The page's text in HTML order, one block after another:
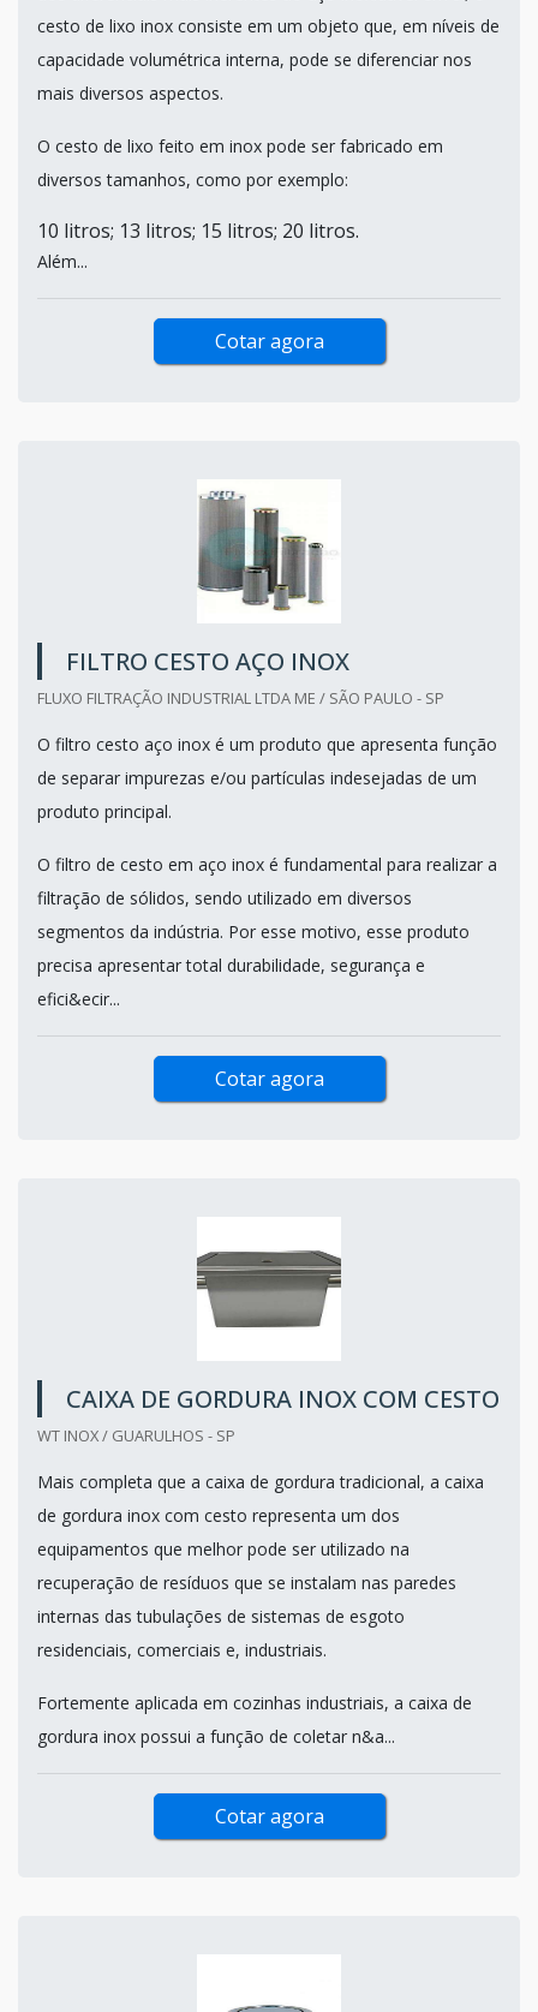
cesto de lixo inox consiste em um objeto que, em níveis de
capacidade volumétrica interna, pode se diferenciar nos
mais diversos aspectos.
O cesto de lixo feito em inox pode ser fabricado em
diversos tamanhos, como por exemplo:
10 litros; 13 litros; 15 litros; 20 litros.
Além...
Cotar agora
FILTRO CESTO AÇO INOX
FLUXO FILTRAÇÃO INDUSTRIAL LTDA ME / SÃO PAULO - SP
O filtro cesto aço inox é um produto que apresenta função
de separar impurezas e/ou partículas indesejadas de um
produto principal.
O filtro de cesto em aço inox é fundamental para realizar a
filtração de sólidos, sendo utilizado em diversos
segmentos da indústria. Por esse motivo, esse produto
precisa apresentar total durabilidade, segurança e
efici&ecir...
Cotar agora
CAIXA DE GORDURA INOX COM CESTO
WT INOX / GUARULHOS - SP
Mais completa que a caixa de gordura tradicional, a caixa
de gordura inox com cesto representa um dos
equipamentos que melhor pode ser utilizado na
recuperação de resíduos que se instalam nas paredes
internas das tubulações de sistemas de esgoto
residenciais, comerciais e, industriais.
Fortemente aplicada em cozinhas industriais, a caixa de
gordura inox possui a função de coletar n&a...
Cotar agora